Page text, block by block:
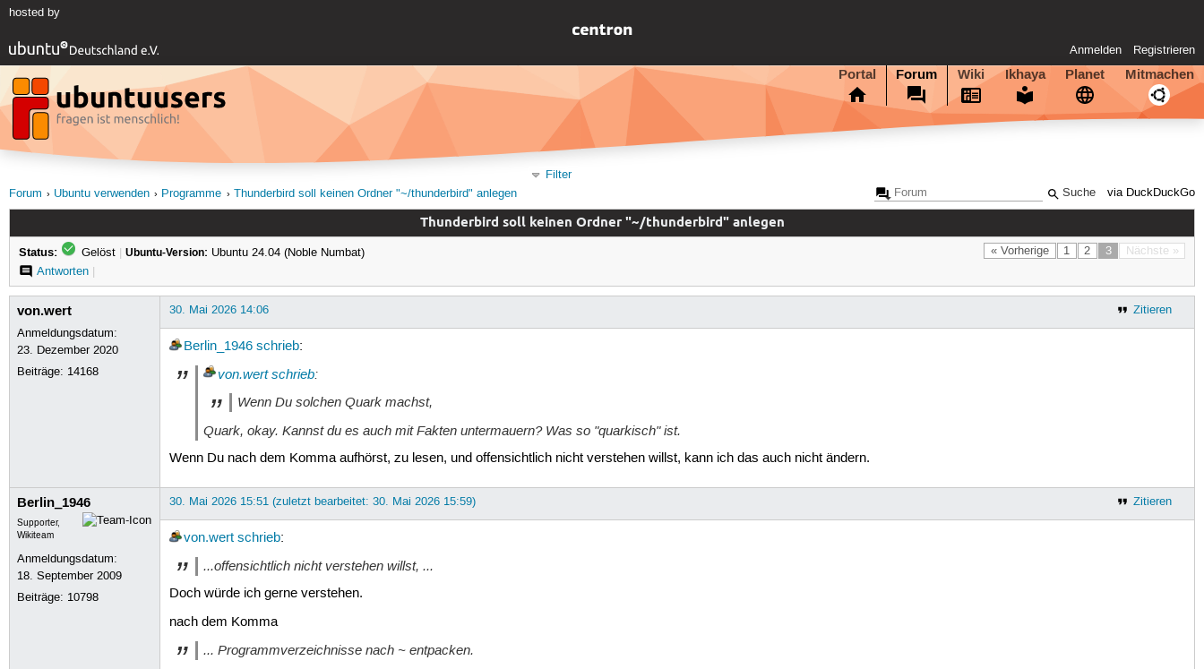
hosted by
Anmelden Registrieren
Portal Forum Wiki Ikhaya Planet Mitmachen
via DuckDuckGo
Filter
Forum
Ubuntu verwenden Programme Thunderbird soll keinen Ordner "~/thunderbird" anlegen
Thunderbird soll keinen Ordner "~/thunderbird" anlegen
« Vorherige 1 2 3 Nächste »
Status: Gelöst | Ubuntu-Version: Ubuntu 24.04 (Noble Numbat)
Antworten|
von.wert
Anmeldungsdatum:
23. Dezember 2020
Beiträge: 14168
Zitieren
30. Mai 2026 14:06
Berlin_1946 schrieb:
von.wert schrieb:
WennDu solchen Quark machst,
Quark, okay. Kannst du es auch mit Fakten untermauern? Was so "quarkisch" ist.
Wenn Du nach dem Komma aufhörst, zu lesen, und offensichtlich nicht verstehen willst, kann ich das auch nicht ändern.
Berlin_1946
Supporter,
Wikiteam
Anmeldungsdatum:
18. September 2009
Beiträge: 10798
Zitieren
30. Mai 2026 15:51 (zuletzt bearbeitet: 30. Mai 2026 15:59)
von.wert schrieb:
...offensichtlich nicht verstehen willst, ...
Doch würde ich gerne verstehen.
nach dem Komma
... Programmverzeichnisse nach ~ entpacken.